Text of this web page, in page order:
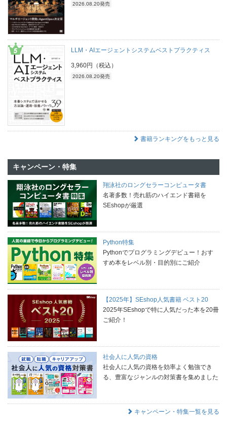
2026.08.20発売
LLM・AIエージェントシステムベストプラクティス
3,960円（税込）
2026.08.20発売
書籍ランキングをもっと見る
キャンペーン・特集
翔泳社のロングセラーコンピュータ書
名著多数！売れ筋のハイエンド書籍を
SEshopが厳選
Python特集
Pythonでプログラミングデビュー！おす
すめ本をレベル別・目的別にご紹介
【2025年】SEshop人気書籍 ベスト20
2025年SEshopで特に人気だった本を20冊
ご紹介！
社会人に人気の資格
社会人に人気の資格を効率よく勉強でき
る、豊富なジャンルの対策書を集めました
キャンペーン・特集一覧を見る